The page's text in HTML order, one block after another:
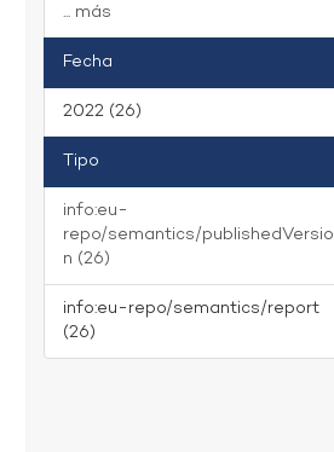
... más
Fecha
2022 (26)
Tipo
info:eu-
repo/semantics/publishedVersio
n (26)
info:eu-repo/semantics/report
(26)